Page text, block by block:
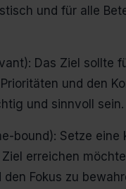
und für alle
Das Ziel sollte
und den
und sinnvoll sein.
bound): Setze eine
erreichen
Fokus zu